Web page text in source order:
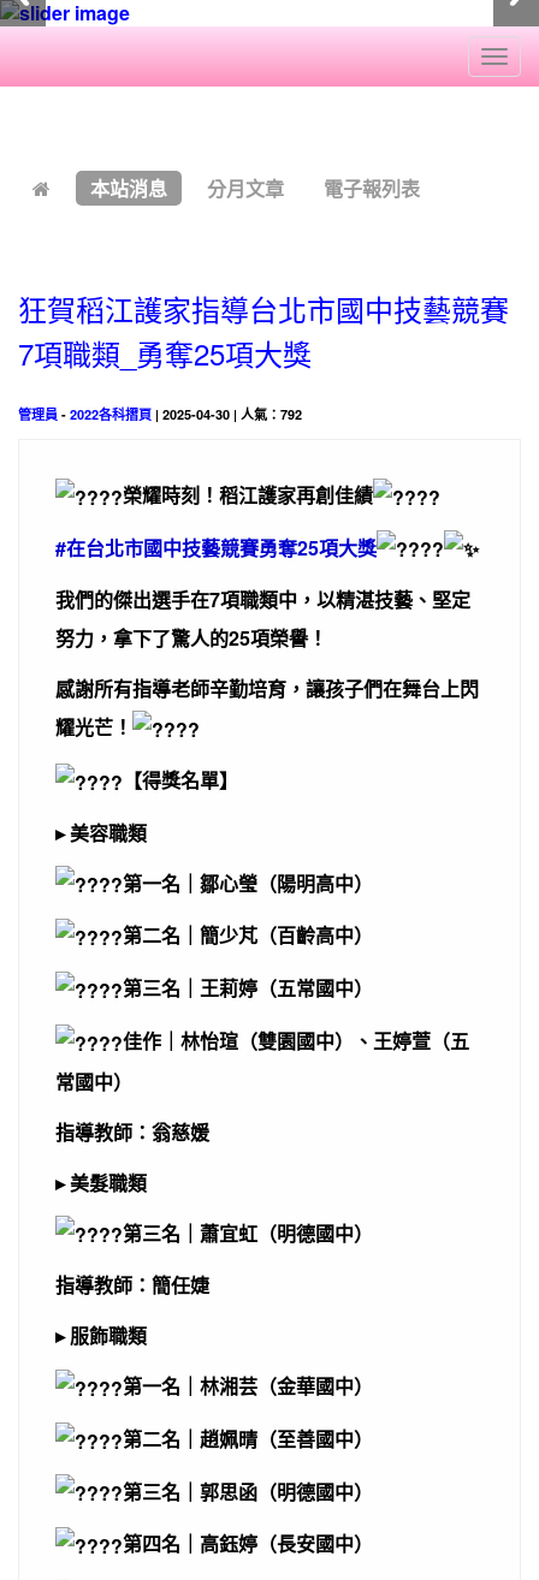
本站消息 分月文章 電子報列表
狂賀稻江護家指導台北市國中技藝競賽
7項職類_勇奪25項大獎
管理員 - 2022各科摺頁 | 2025-04-30 | 人氣：792
榮耀時刻！稻江護家再創佳績
#在台北市國中技藝競賽勇奪25項大獎
我們的傑出選手在7項職類中，以精湛技藝、堅定
努力，拿下了驚人的25項榮譽！
感謝所有指導老師辛勤培育，讓孩子們在舞台上閃
耀光芒！
【得獎名單】
▸ 美容職類
第一名｜鄒心瑩（陽明高中）
第二名｜簡少芃（百齡高中）
第三名｜王莉婷（五常國中）
佳作｜林怡瑄（雙園國中）、王婷萱（五
常國中）
指導教師：翁慈媛
▸ 美髮職類
第三名｜蕭宜虹（明德國中）
指導教師：簡任婕
▸ 服飾職類
第一名｜林湘芸（金華國中）
第二名｜趙姵晴（至善國中）
第三名｜郭思函（明德國中）
第四名｜高鈺婷（長安國中）